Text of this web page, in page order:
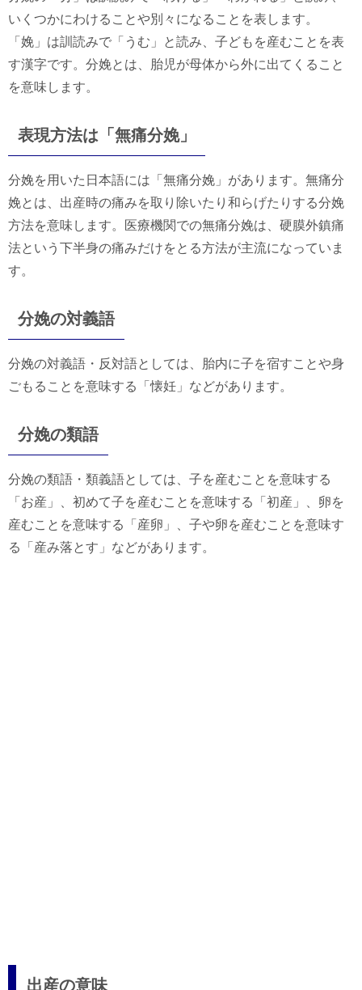
いくつかにわけることや別々になることを表します。
「娩」は訓読みで「うむ」と読み、子どもを産むことを表
す漢字です。分娩とは、胎児が母体から外に出てくること
を意味します。
表現方法は「無痛分娩」
分娩を用いた日本語には「無痛分娩」があります。無痛分
娩とは、出産時の痛みを取り除いたり和らげたりする分娩
方法を意味します。医療機関での無痛分娩は、硬膜外鎮痛
法という下半身の痛みだけをとる方法が主流になっていま
す。
分娩の対義語
分娩の対義語・反対語としては、胎内に子を宿すことや身
ごもることを意味する「懐妊」などがあります。
分娩の類語
分娩の類語・類義語としては、子を産むことを意味する
「お産」、初めて子を産むことを意味する「初産」、卵を
産むことを意味する「産卵」、子や卵を産むことを意味す
る「産み落とす」などがあります。
出産の意味